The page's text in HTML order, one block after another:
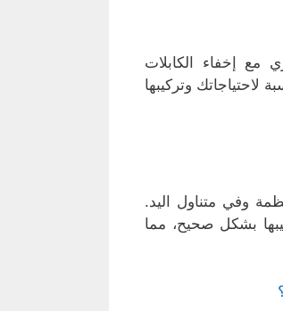
إخفاء الكابلات
لاحتياجاتك وتركيبها
وفي متناول اليد.
بشكل صحيح، مما